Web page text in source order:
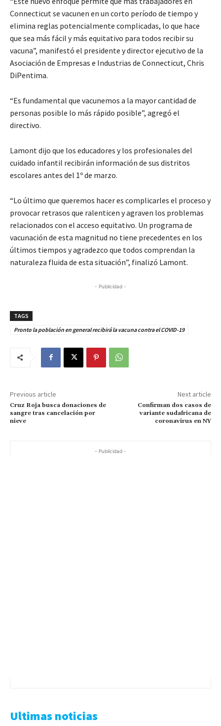
Connecticut se vacunen en un corto período de tiempo y
elimina reglas potencialmente complicadas, lo que hace
que sea más fácil y más equitativo para todos recibir su
vacuna”, manifestó el presidente y director ejecutivo de la
Asociación de Empresas e Industrias de Connecticut, Chris
DiPentima.
“Es fundamental que vacunemos a la mayor cantidad de
personas posible lo más rápido posible”, agregó el
directivo.
Lamont dijo que los educadores y los profesionales del
cuidado infantil recibirán información de sus distritos
escolares antes del 1º de marzo.
“Lo último que queremos hacer es complicarles el proceso y
provocar retrasos que ralenticen y agraven los problemas
relacionados con el acceso equitativo. Un programa de
vacunación de esta magnitud no tiene precedentes en los
últimos tiempos y agradezco que todos comprendan la
naturaleza fluida de esta situación”, finalizó Lamont.
- Publicidad -
TAGS
Pronto la población en general recibirá la vacuna contra el COVID-19
Previous article
Cruz Roja busca donaciones de
sangre tras cancelación por
nieve
Next article
Confirman dos casos de
variante sudafricana de
coronavirus en NY
- Publicidad -
Ultimas noticias